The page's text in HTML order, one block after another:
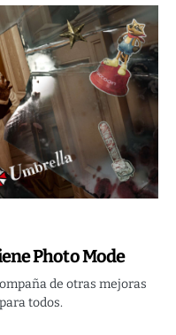
Photo Mode
de otras mejoras
todos.